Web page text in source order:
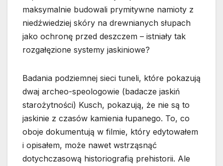
maksymalnie budowali prymitywne namioty z
niedźwiedziej skóry na drewnianych słupach
jako ochronę przed deszczem – istniały tak
rozgałęzione systemy jaskiniowe?
Badania podziemnej sieci tuneli, które pokazują
dwaj archeo-speologowie (badacze jaskiń
starożytności) Kusch, pokazują, że nie są to
jaskinie z czasów kamienia łupanego. To, co
oboje dokumentują w filmie, który edytowałem
i opisałem, może nawet wstrząsnąć
dotychczasową historiografią prehistorii. Ale